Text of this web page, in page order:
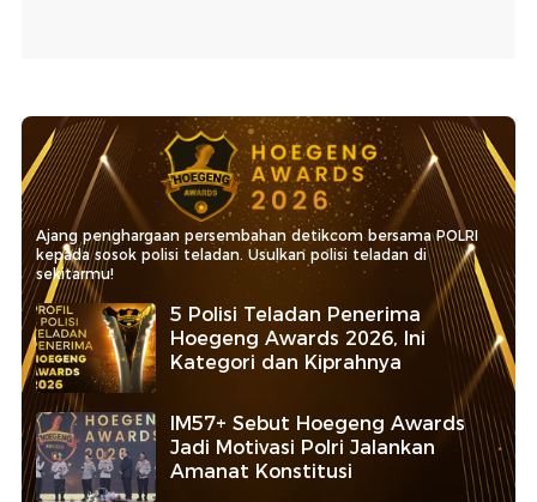
Ajang penghargaan persembahan detikcom bersama POLRI
kepada sosok polisi teladan. Usulkan polisi teladan di
sekitarmu!
5 Polisi Teladan Penerima
Hoegeng Awards 2026, Ini
Kategori dan Kiprahnya
IM57+ Sebut Hoegeng Awards
Jadi Motivasi Polri Jalankan
Amanat Konstitusi